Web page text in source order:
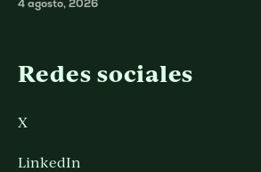
4 agosto, 2026
Redes sociales
X
LinkedIn